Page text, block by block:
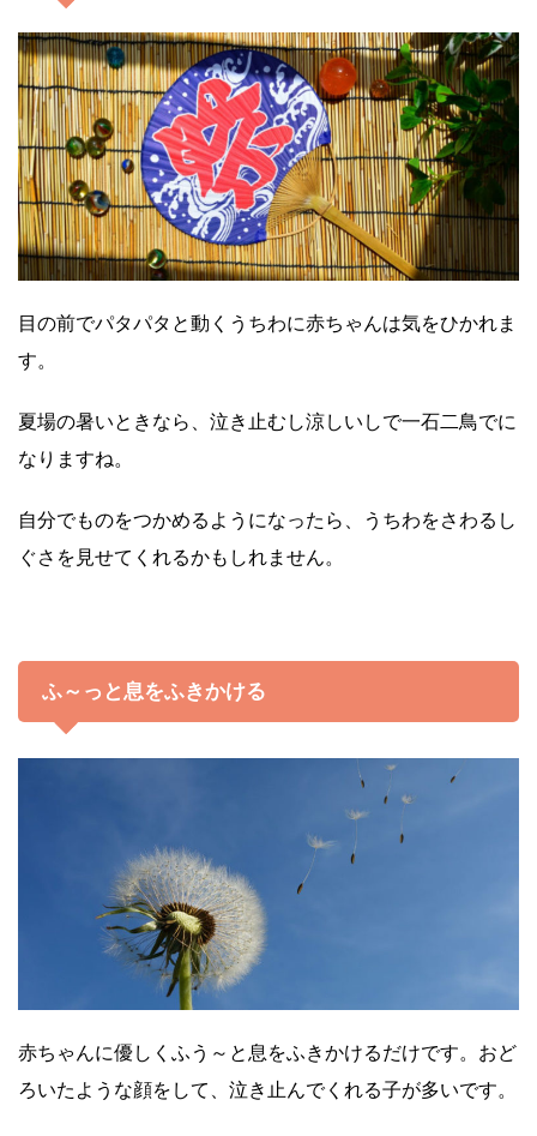
目の前でパタパタと動くうちわに赤ちゃんは気をひかれま
す。
夏場の暑いときなら、泣き止むし涼しいしで一石二鳥でに
なりますね。
自分でものをつかめるようになったら、うちわをさわるし
ぐさを見せてくれるかもしれません。
ふ～っと息をふきかける
赤ちゃんに優しくふう～と息をふきかけるだけです。おど
ろいたような顔をして、泣き止んでくれる子が多いです。